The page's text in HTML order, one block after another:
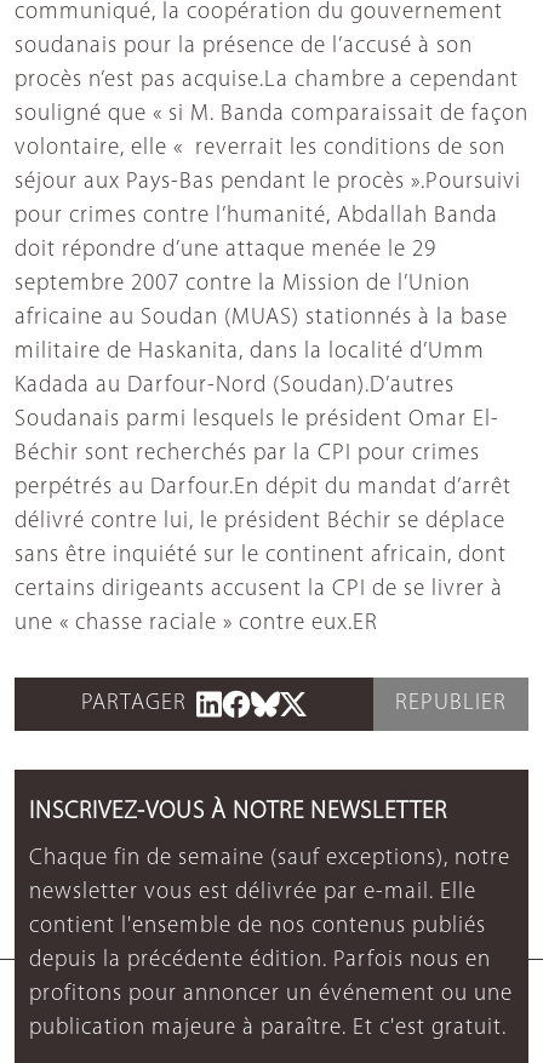
communiqué, la coopération du gouvernement
soudanais pour la présence de l’accusé à son
procès n’est pas acquise.La chambre a cependant
souligné que « si M. Banda comparaissait de façon
volontaire, elle « reverrait les conditions de son
séjour aux Pays-Bas pendant le procès ».Poursuivi
pour crimes contre l’humanité, Abdallah Banda
doit répondre d’une attaque menée le 29
septembre 2007 contre la Mission de l’Union
africaine au Soudan (MUAS) stationnés à la base
militaire de Haskanita, dans la localité d’Umm
Kadada au Darfour-Nord (Soudan).D’autres
Soudanais parmi lesquels le président Omar El-
Béchir sont recherchés par la CPI pour crimes
perpétrés au Darfour.En dépit du mandat d’arrêt
délivré contre lui, le président Béchir se déplace
sans être inquiété sur le continent africain, dont
certains dirigeants accusent la CPI de se livrer à
une « chasse raciale » contre eux.ER
PARTAGER REPUBLIER
INSCRIVEZ-VOUS À NOTRE NEWSLETTER
Chaque fin de semaine (sauf exceptions), notre
newsletter vous est délivrée par e-mail. Elle
contient l'ensemble de nos contenus publiés
depuis la précédente édition. Parfois nous en
profitons pour annoncer un événement ou une
publication majeure à paraître. Et c'est gratuit.